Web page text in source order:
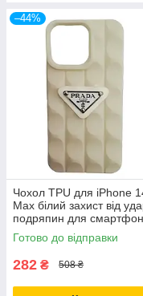
–44%
Чохол TPU для iPhone
Max білий захист від
подряпин для
Готово до відправки
282 ₴ 508 ₴